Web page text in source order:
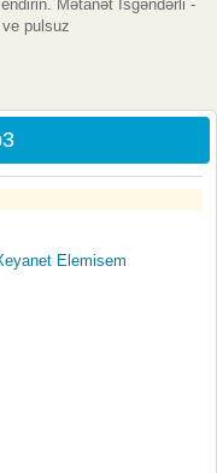
Mətanət İsgəndərli -
ve pulsuz
Elemisem